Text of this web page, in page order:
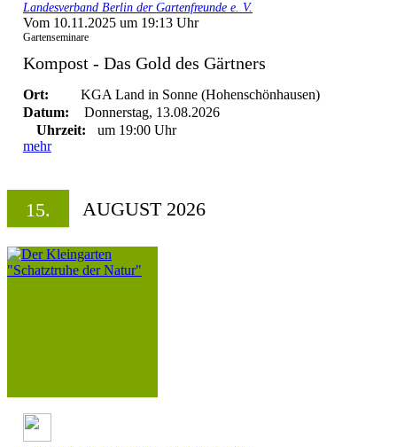
Landesverband Berlin der Gartenfreunde e. V.
Vom 10.11.2025 um 19:13 Uhr
Gartenseminare
Kompost - Das Gold des Gärtners
Ort:
KGA Land in Sonne (Hohenschönhausen)
Datum:
Donnerstag, 13.08.2026
Uhrzeit:
um 19:00 Uhr
mehr
15. AUGUST 2026